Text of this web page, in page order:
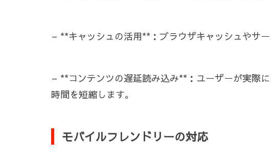
– **キャッシュの活用**：ブラウザキャッシュやサ
– **コンテンツの遅延読み込み**：ユーザーが実際
時間を短縮します。
モバイルフレンドリーの対応